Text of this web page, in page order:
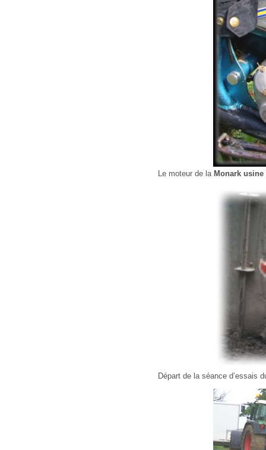
Le moteur de la Monark usine
Départ de la séance d’essais